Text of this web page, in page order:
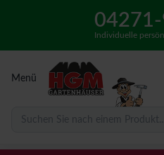
Individuelle
Menü
Suchen Sie nach einem Produkt...